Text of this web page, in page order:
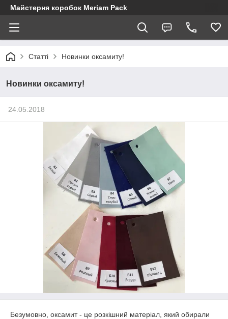
Майстерня коробок Meriam Pack
Статті Новинки оксамиту!
Новинки оксамиту!
24.05.2018
Безумовно, оксамит - це розкішний матеріал, який обирали